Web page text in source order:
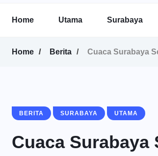
Home Utama Surabaya
Home Berita Cuaca Surabaya
BERITA SURABAYA UTAMA
Cuaca Surabaya